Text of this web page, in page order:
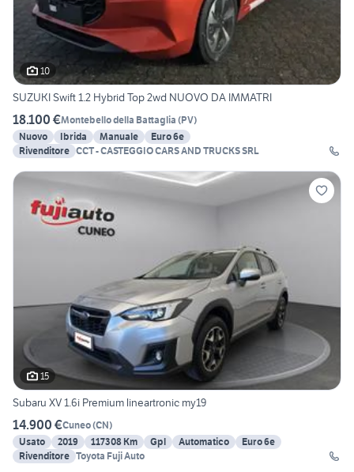
10
SUZUKI Swift 1.2 Hybrid Top 2wd NUOVO DA IMMATRI
18.100 €Montebello della Battaglia (PV)
Nuovo
Ibrida Manuale
Euro 6e
Rivenditore CCT - CASTEGGIO CARS AND TRUCKS SRL
15
Subaru XV 1.6i Premium lineartronic my19
14.900 €Cuneo(CN)
Usato
2019 117308 Km Gpl Automatico
Euro 6e
Rivenditore Toyota Fuji Auto